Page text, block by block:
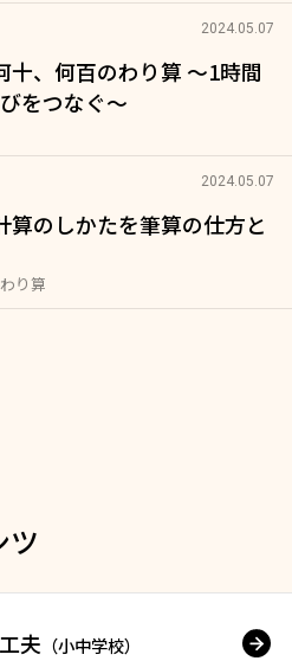
2024.05.07
十、何百のわり算 〜1時間
をつなぐ〜
2024.05.07
算のしかたを筆算の仕方と
り算
ツ
夫 （小中学校）